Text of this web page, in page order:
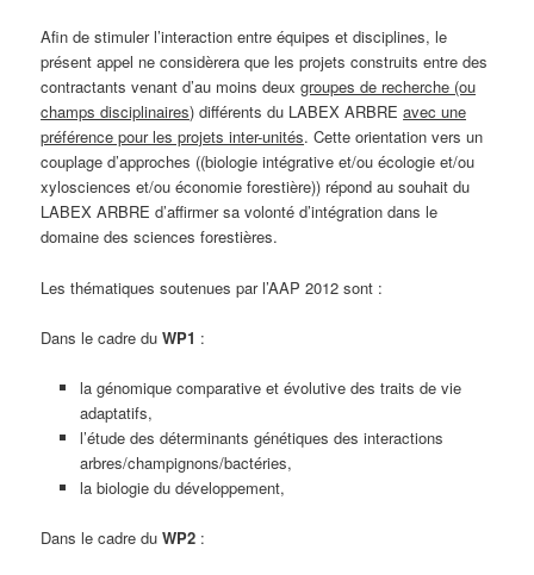
Afin de stimuler l’interaction entre équipes et disciplines, le
présent appel ne considèrera que les projets construits entre des
contractants venant d’au moins deuxgroupes de recherche (ou
champs disciplinaires) différents du LABEX ARBREavec une
préférence pour les projets inter-unités. Cette orientation vers un
couplage d’approches ((biologie intégrative et/ou écologie et/ou
xylosciences et/ou économie forestière)) répond au souhait du
LABEX ARBRE d’affirmer sa volonté d’intégration dans le
domaine des sciences forestières.
Les thématiques soutenues par l’AAP 2012 sont :
Dans le cadre duWP1 :
la génomique comparative et évolutive des traits de vie
adaptatifs,
l’étude des déterminants génétiques des interactions
arbres/champignons/bactéries,
la biologie du développement,
Dans le cadre duWP2 :